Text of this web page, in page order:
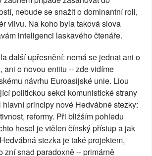
nebude se snažit o dominantní roli,
vlivu. Na koho byla taková slova
inteligenci laskavého čtenáře.
další upřesnění: nemá se jednat ani o
ani o novou entitu -- zde vidíme
návrhu Euroasijské unie. Liou
politickou sekci komunistické strany
principy nové Hedvábné stezky:
reformy. Při bližším pohledu
hesel je vtělen čínský přístup a jak
stezka je také projektem,
zní snad paradoxně -- primárně